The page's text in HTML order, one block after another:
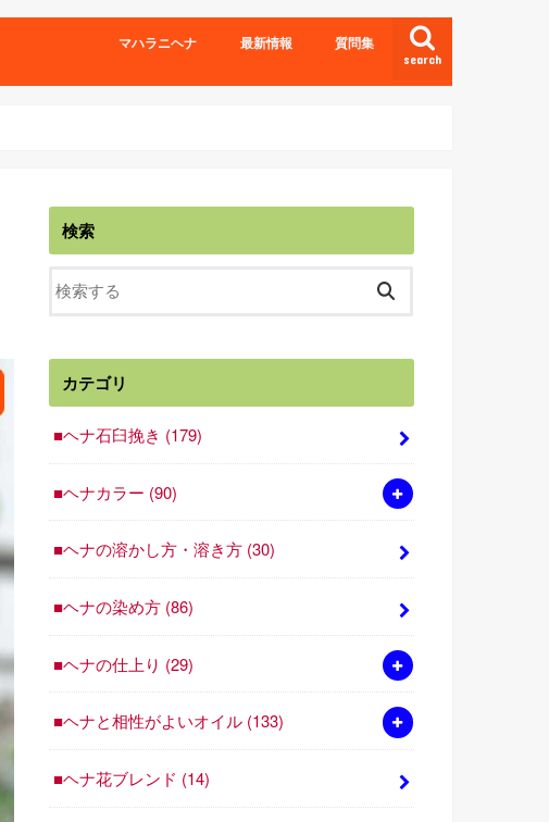
search
マハラニヘナ 最新情報 質問集
検索
カテゴリ
■ヘナ石臼挽き (179)
■ヘナカラー (90)
■ヘナの溶かし方・溶き方 (30)
■ヘナの染め方 (86)
■ヘナの仕上り (29)
■ヘナと相性がよいオイル (133)
■ヘナ花ブレンド (14)